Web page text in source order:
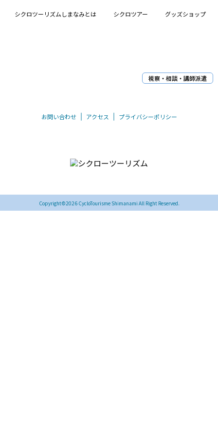
シクロツーリズムしまなみとは シクロツアー グッズショップ
視察・相談・講師派遣
お問い合わせ アクセス プライバシーポリシー
Copyright©2026 CycloTourisme Shimanami All Right Reserved.